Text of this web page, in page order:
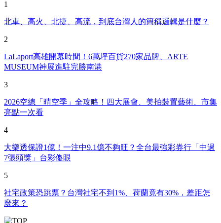
1
北車、高火、北捷、高流，到底台灣人的簡稱邏輯是什麼？
2
LaLaport高雄開幕時間！6萬坪百貨270家品牌、ARTE
MUSEUM神展進駐完勝南港
3
2026空總「晴空季」全攻略！四大展會、美拍裝置藝術、市集
亮點一次看
4
大樂透保證1億！一注中9.1億不夠旺？全台最強彩券行「中過
7張頭獎」台彩傻眼
5
社宅政策恐跳票？台灣社宅不到1%、荷蘭竟有30%，差距怎
麼來？